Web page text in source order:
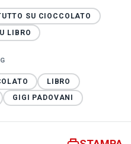
SU CIOCCOLATO
LIBRO
LIBRO
GIGI PADOVANI